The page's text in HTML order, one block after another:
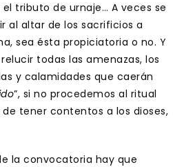
tributo de urnaje… A veces se
al altar de los sacrificios a
sea ésta propiciatoria o no. Y
todas las amenazas, los
y calamidades que caerán
”, si no procedemos al ritual
tener contentos a los dioses,
la convocatoria hay que